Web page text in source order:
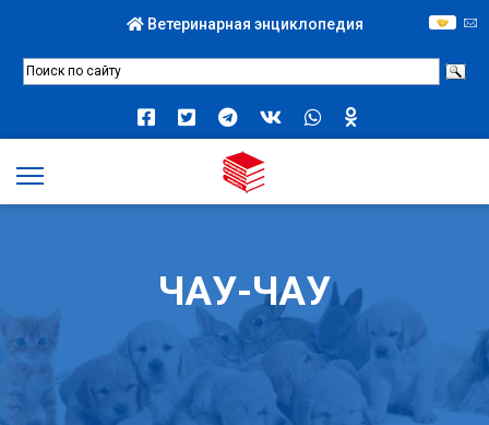
Ветеринарная энциклопедия
ЧАУ-ЧАУ